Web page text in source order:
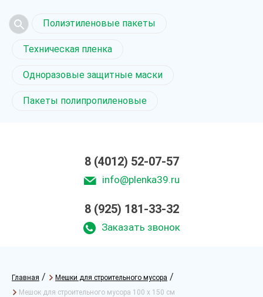
Полиэтиленовые пакеты
Техническая пленка
Одноразовые защитные маски
Пакеты полипропиленовые
8 (4012) 52-07-57
info@plenka39.ru
8 (925) 181-33-32
Заказать звонок
Главная / Мешки для строительного мусора /
Мешок для строительного мусора 100 х 150 см